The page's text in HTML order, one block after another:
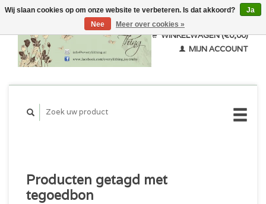
WINKELWAGEN (€0,00)
MIJN ACCOUNT
Producten getagd met
tegoedbon
Wij slaan cookies op om onze website te verbeteren. Is dat akkoord?
Ja
Nee
Meer over cookies »